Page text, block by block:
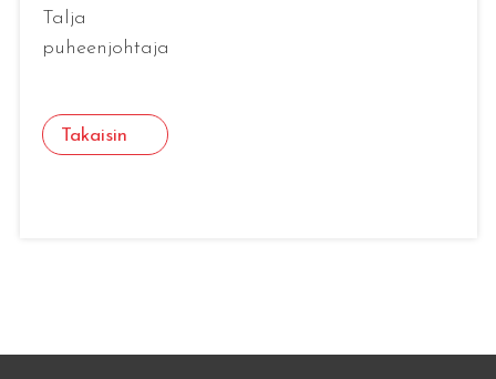
Talja
puheenjohtaja
Takaisin